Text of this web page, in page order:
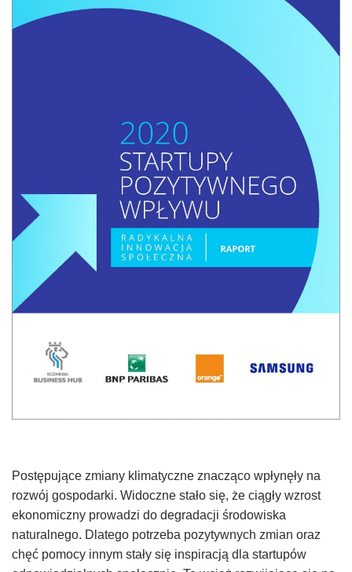
Postępujące zmiany klimatyczne znacząco wpłynęły na
rozwój gospodarki. Widoczne stało się, że ciągły wzrost
ekonomiczny prowadzi do degradacji środowiska
naturalnego. Dlatego potrzeba pozytywnych zmian oraz
chęć pomocy innym stały się inspiracją dla startupów